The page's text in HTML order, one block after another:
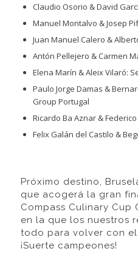
Claudio Osorio & David
Manuel Montalvo & Josep
Juan Manuel Calero &
Antón Pellejero & Carmen
Elena Marín & Aleix Vilaró:
Paulo Jorge Damas &
Group Portugal
Ricardo Ba Aznar &
Felix Galán del Castilo &
Próximo destino,
que acogerá la gran
Compass Culinary Cup
en la que los nuestros
todo para volver con
¡Suerte campeones!